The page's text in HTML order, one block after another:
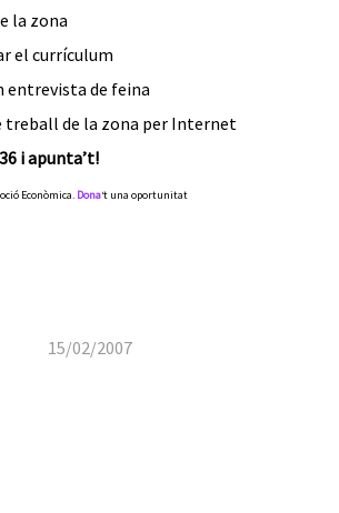
la zona
el currículum
entrevista de feina
treball de la zona per Internet
i apunta’t!
Econòmica. Dona‘t una oportunitat
15/02/2007